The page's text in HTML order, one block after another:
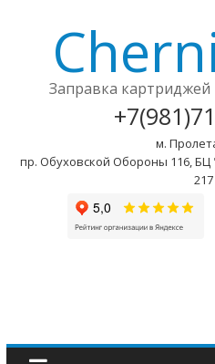
Заправка картриджей
м.
пр. Обуховской Обороны 116,
217